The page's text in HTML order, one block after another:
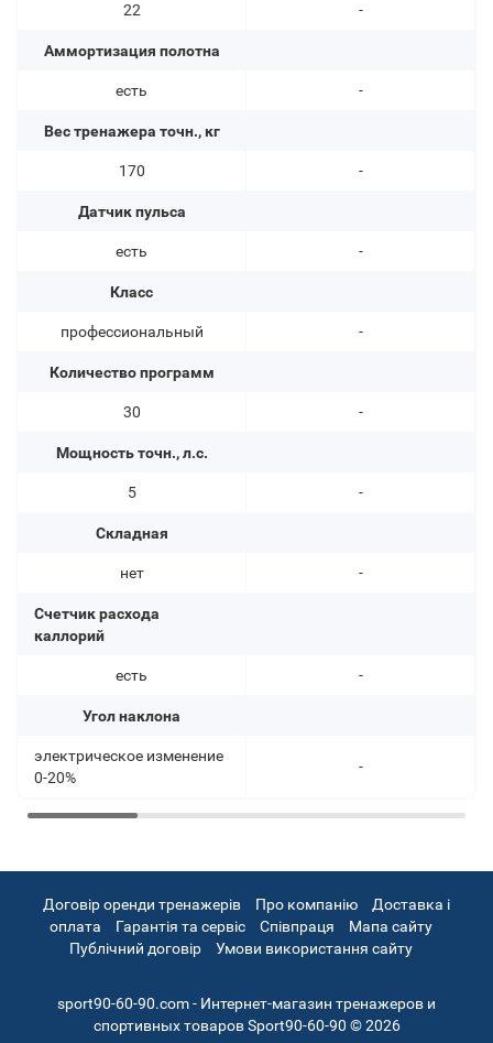
22
Аммортизация полотна
есть
Вес тренажера точн., кг
170
Датчик пульса
есть
Класс
профессиональный
Количество программ
30
Мощность точн., л.с.
5
Складная
нет
Счетчик расхода
каллорий
есть
Угол наклона
электрическое изменение
0-20%
-
-
-
-
-
-
-
-
-
-
Договір оренди тренажерів Про компанію
Доставка і
оплата
Гарантія та сервіс Співпраця
Мапа сайту
Публічний договір
Умови використання сайту
sport90-60-90.com - Интернет-магазин тренажеров и
спортивных товаров Sport90-60-90 © 2026